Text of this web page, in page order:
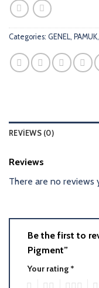
Categories: GENEL, PAMUK,
REVIEWS (0)
Reviews
There are no reviews
Be the first to
Pigment”
Your rating *